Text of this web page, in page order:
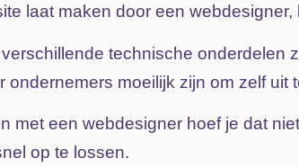
laat maken door een webdesigner,
verschillende technische onderdelen
ondernemers moeilijk zijn om zelf uit
met een webdesigner hoef je dat niet
op te lossen.